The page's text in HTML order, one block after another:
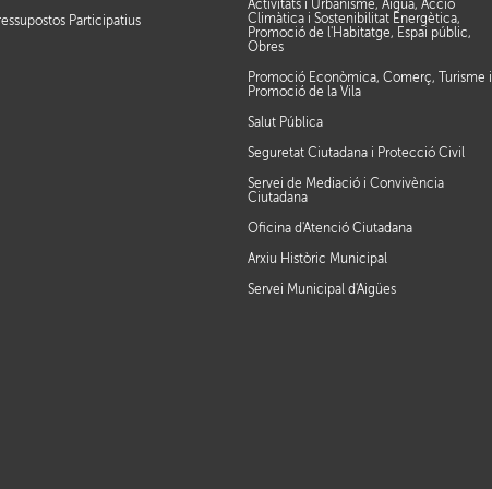
Activitats i Urbanisme, Aigua, Acció
Climàtica i Sostenibilitat Energètica,
Promoció de l'Habitatge, Espai públic,
Obres
Promoció Econòmica, Comerç, Turisme i
Promoció de la Vila
Salut Pública
Seguretat Ciutadana i Protecció Civil
Servei de Mediació i Convivència
Ciutadana
Oficina d'Atenció Ciutadana
Arxiu Històric Municipal
Servei Municipal d'Aigües
Participatius